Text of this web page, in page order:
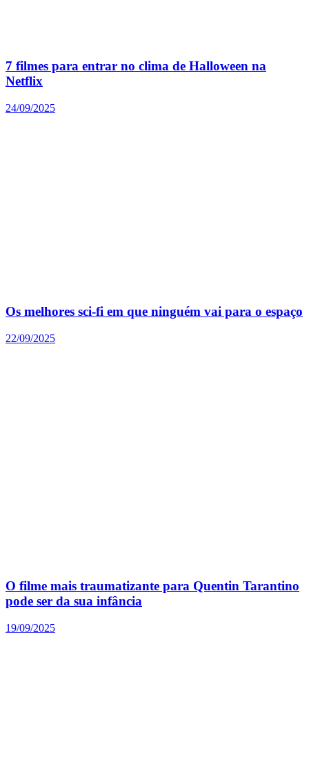
7 filmes para entrar no clima de Halloween na
Netflix
24/09/2025
Os melhores sci-fi em que ninguém vai para o espaço
22/09/2025
O filme mais traumatizante para Quentin Tarantino
pode ser da sua infância
19/09/2025